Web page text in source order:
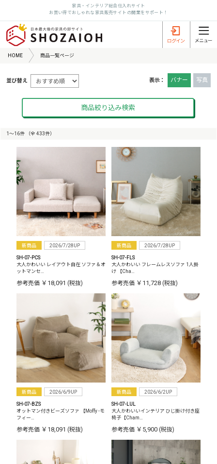
家具・インテリア総合仕入れサイト
お買い得でおしゃれな家具販売サイトの開業をサポート！
HOME 商品一覧ページ
表示： バナー 写真
並び替え
商品絞り込み検索
1〜16件 （全 433件）
新商品 2026/7/28UP
SH-07-PCS
大人かわいい レイアウト自在 ソファ＆オ
ットマンセ…
参考売価 ￥18,091 (税抜)
新商品 2026/7/28UP
SH-07-FLS
大人かわいい フレームレスソファ 1人掛
け 【Cha…
参考売価 ￥11,728 (税抜)
新商品 2026/6/9UP
SH-07-BZS
オットマン付きビーズソファ 【Moffy -モ
フィー…
参考売価 ￥18,091 (税抜)
新商品 2026/6/2UP
SH-07-LUL
大人かわいいインテリア ひじ掛け付き座
椅子【Cham…
参考売価 ￥5,900 (税抜)